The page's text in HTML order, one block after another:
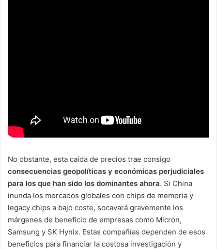
No obstante, esta caída de precios trae consigo
consecuencias geopolíticas y económicas perjudiciales
para los que han sido los dominantes ahora. Si China
inunda los mercados globales con chips de memoria y
legacy chips a bajo coste, socavará gravemente los
márgenes de beneficio de empresas como Micron,
Samsung y SK Hynix. Estas compañías dependen de esos
beneficios para financiar la costosa investigación y